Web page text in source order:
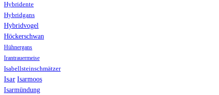
Hybridente
Hybridgans
Hybridvogel
Höckerschwan
Hühnergans
Irantrauermeise
Isabellsteinschmätzer
Isar Isarmoos
Isarmündung